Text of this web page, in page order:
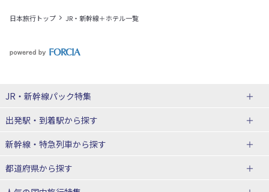
日本旅行トップ JR・新幹線＋ホテル一覧
JR・新幹線パック特集
JR・新幹線＋ホテルパック
出張パック
出発駅・到着駅から探す
秋田⇔東京 新幹線パック
仙台→東京 新幹線パック
新幹線・特急列車から探す
北海道新幹線 旅行
都道府県から探す